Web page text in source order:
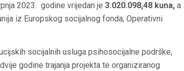
2023. godine vrijedan je 3.020.098,48 kuna, a
iz Europskog socijalnog fonda, Operativni
socijalnih usluga psihosocijalne podrške,
godine trajanja projekta te organiziranog